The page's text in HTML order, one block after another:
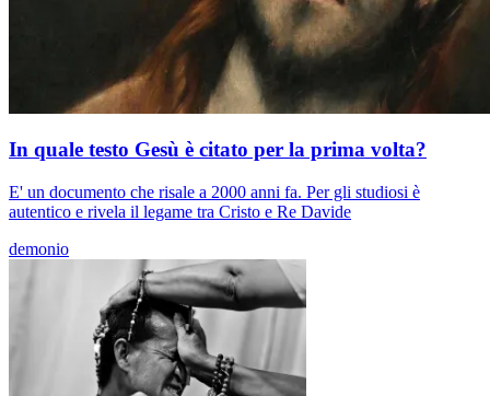
In quale testo Gesù è citato per la prima volta?
E' un documento che risale a 2000 anni fa. Per gli studiosi è
autentico e rivela il legame tra Cristo e Re Davide
demonio